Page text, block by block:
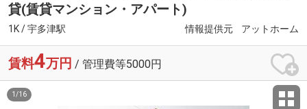
貸(賃貸マンション・アパート)
1K / 宇多津駅 情報提供元 アットホーム
賃料4万円 / 管理費等5000円
1 /16